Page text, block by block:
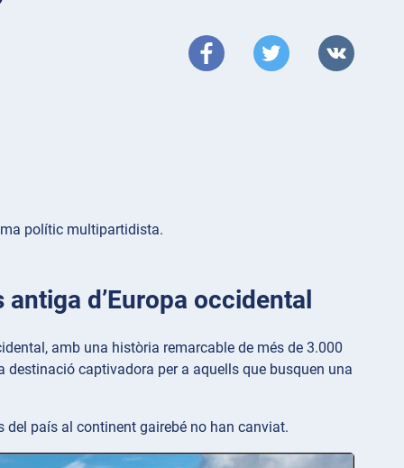
polític multipartidista.
d’Europa occidental
amb una història remarcable de més de 3.000
captivadora per a aquells que busquen una
del país al continent gairebé no han canviat.